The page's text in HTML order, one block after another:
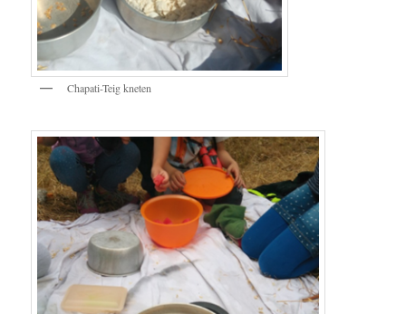
Chapati-Teig kneten